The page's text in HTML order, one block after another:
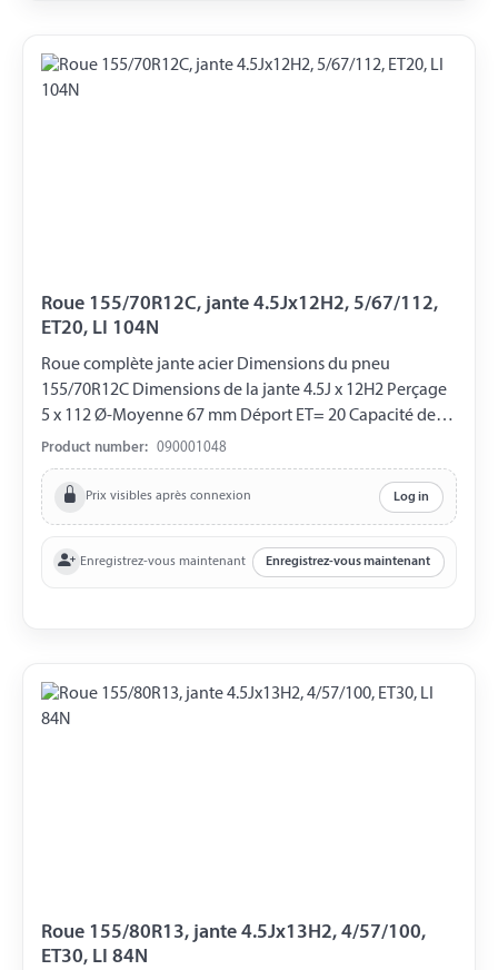
Roue 155/70R12C, jante 4.5Jx12H2, 5/67/112,
ET20, LI 104N
Roue complète jante acier Dimensions du pneu
155/70R12C Dimensions de la jante 4.5J x 12H2 Perçage
5 x 112 Ø-Moyenne 67 mm Déport ET= 20 Capacité de
charge 900 kg LI 104N
Product number: 090001048
Prix visibles après connexion Log in
Enregistrez-vous maintenant Enregistrez-vous maintenant
Roue 155/80R13, jante 4.5Jx13H2, 4/57/100,
ET30, LI 84N